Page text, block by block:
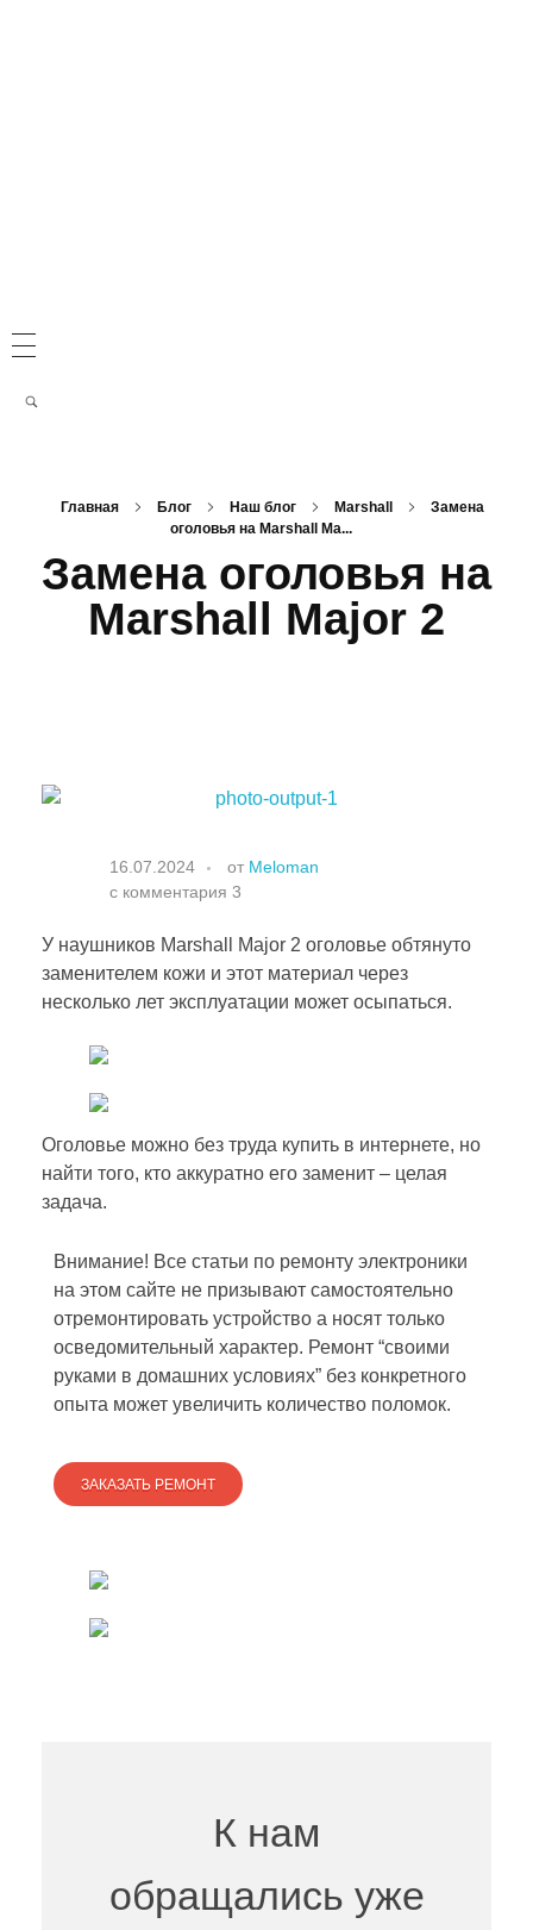
Главная Блог Наш блог Marshall
Замена
оголовья на Marshall Ma...
Замена оголовья на
Marshall Major 2
16.07.2024 от Meloman
с комментария 3
У наушников Marshall Major 2 оголовье обтянуто
заменителем кожи и этот материал через
несколько лет эксплуатации может осыпаться.
Оголовье можно без труда купить в интернете, но
найти того, кто аккуратно его заменит – целая
задача.
Внимание! Все статьи по ремонту электроники
на этом сайте не призывают самостоятельно
отремонтировать устройство а носят только
осведомительный характер. Ремонт “своими
руками в домашних условиях” без конкретного
опыта может увеличить количество поломок.
ЗАКАЗАТЬ РЕМОНТ
К нам
обращались уже